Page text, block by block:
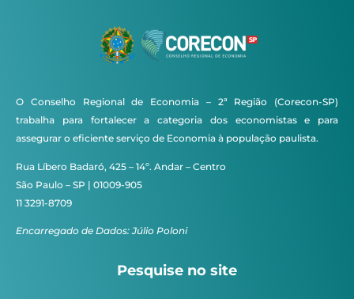
O Conselho Regional de Economia – 2ª Região (Corecon-SP)
trabalha para fortalecer a categoria dos economistas e para
assegurar o eficiente serviço de Economia à população paulista.
Rua Líbero Badaró, 425 – 14º. Andar – Centro
São Paulo – SP | 01009-905
11 3291-8709
Encarregado de Dados: Júlio Poloni
Pesquise no site